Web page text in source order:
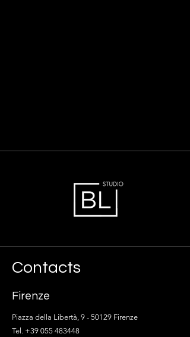
Contacts
Firenze
Piazza della Libertà, 9 - 50129 Firenze
Tel. +39 055 483448